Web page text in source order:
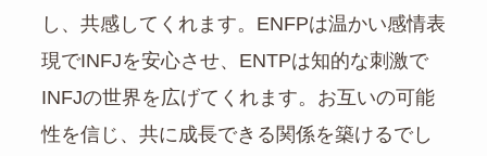
し、共感してくれます。ENFPは温かい感情表
現でINFJを安心させ、ENTPは知的な刺激で
INFJの世界を広げてくれます。お互いの可能
性を信じ、共に成長できる関係を築けるでし